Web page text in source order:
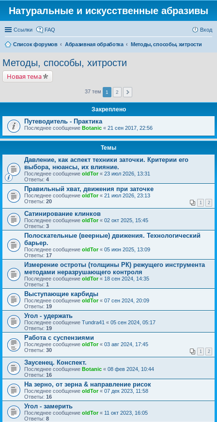
Натуральные и искусственные абразивы
Ссылки FAQ Вход
Список форумов Абразивная обработка Методы, способы, хитрости
Методы, способы, хитрости
Новая тема
37 тем 1 2
Закреплено
Путеводитель - Практика
Последнее сообщение Botanic « 21 сен 2017, 22:56
Темы
Давление, как аспект техники заточки. Критерии его
выбора, нюансы, их влияние.
Последнее сообщение oldTor« 23 июл 2026, 13:31
Ответы: 4
Правильный хват, движения при заточке
Последнее сообщение oldTor« 21 июл 2026, 23:13
Ответы: 20 1 2
Сатинирование клинков
Последнее сообщение oldTor« 02 окт 2025, 15:45
Ответы: 3
Полоскательные (веерные) движения. Технологический
барьер.
Последнее сообщение oldTor« 05 июн 2025, 13:09
Ответы: 17
Измерение остроты (толщины РК) режущего инструмента
методами неразрушающего контроля
Последнее сообщение oldTor« 18 сен 2024, 14:35
Ответы: 1
Выступающие карбиды
Последнее сообщение oldTor« 07 сен 2024, 20:09
Ответы: 19
Угол - удержать
Последнее сообщение Tundra41 « 05 сен 2024, 05:17
Ответы: 19
Работа с суспензиями
Последнее сообщение oldTor« 03 авг 2024, 17:45
Ответы: 30 1 2
Заусенец. Конспект.
Последнее сообщение Botanic « 08 фев 2024, 10:44
Ответы: 16
На зерно, от зерна & направление рисок
Последнее сообщение oldTor« 07 дек 2023, 11:58
Ответы: 16
Угол - замерить
Последнее сообщение oldTor« 11 окт 2023, 16:05
Ответы: 8